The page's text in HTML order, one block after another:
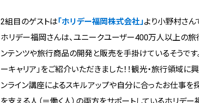
2組目のゲストは「ホリデー福岡株式会社」より小野村さん
ホリデー福岡さんは、ユニークユーザー400万人以上の旅
ンテンツや旅行商品の開発と販売を手掛けているそうです
ーキャリア」をご紹介いただきました！！観光・旅行領域に
ンライン講座によるスキルアップや自分に合ったお仕事を